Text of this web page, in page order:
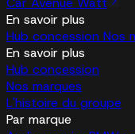
En savoir plus
Hub concession Nos
En savoir plus
Hub concession
Nos marques
L'histoire du groupe
Par marque